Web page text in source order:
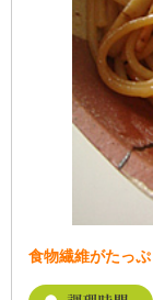
食物繊維がたっ